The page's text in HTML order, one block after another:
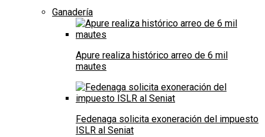
Ganadería
Apure realiza histórico arreo de 6 mil
mautes
Fedenaga solicita exoneración del impuesto
ISLR al Seniat